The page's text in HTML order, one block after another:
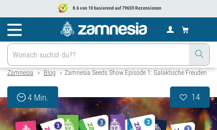
8.6 von 10 basierend auf 79659 Rezensionen
Zamnesia > Blog > Zamnesia Seeds Show Episode 1: Galaktische Freuden
4 Min. 14